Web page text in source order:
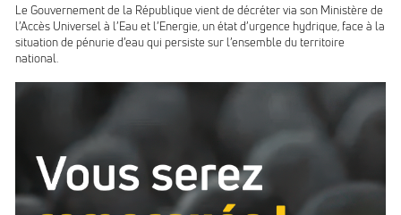
Le Gouvernement de la République vient de décréter via son Ministère de
l’Accès Universel à l’Eau et l’Energie, un état d’urgence hydrique, face à la
situation de pénurie d’eau qui persiste sur l’ensemble du territoire
national.